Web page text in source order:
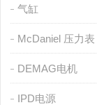
气缸
McDaniel 压力表
DEMAG电机
IPD电源